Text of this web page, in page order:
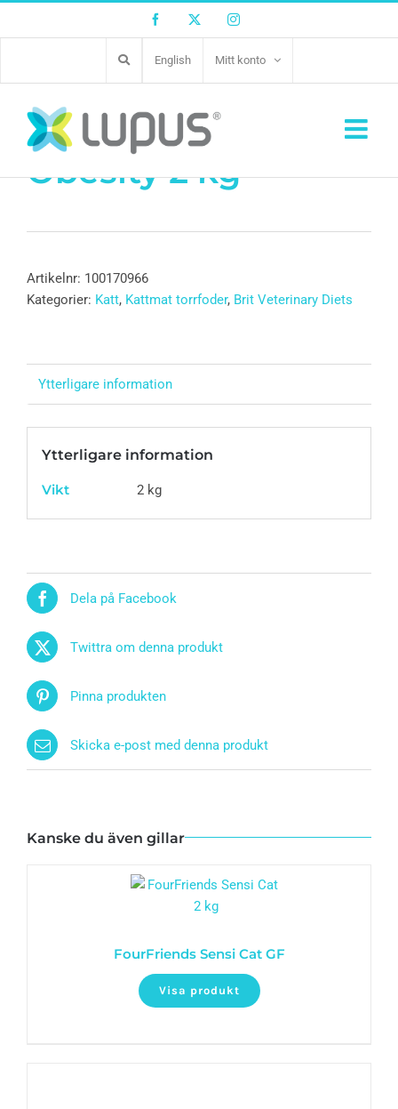
Facebook Twitter Instagram
English Mitt konto
Brit GF Vet Diet Cat
Obesity 2 kg
Artikelnr: 100170966
Kategorier: Katt, Kattmat torrfoder, Brit Veterinary Diets
Ytterligare information
Ytterligare information
Vikt 2 kg
Dela på Facebook
Twittra om denna produkt
Pinna produkten
Skicka e-post med denna produkt
Kanske du även gillar
FourFriends Sensi Cat GF
Visa produkt